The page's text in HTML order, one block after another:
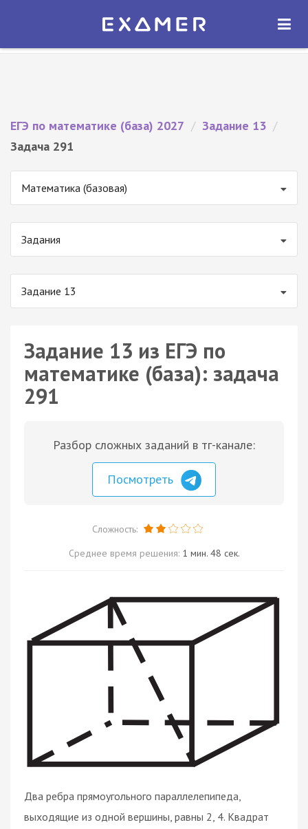
Экзамер — ЕГЭ 2027
ОТКРЫТЬ
ЕГЭ по математике (база) 2027 / Задание 13 /
Задача 291
Математика (базовая)
Задания
Задание 13
Задание 13 из ЕГЭ по
математике (база): задача
291
Разбор сложных заданий в тг-канале:
Посмотреть
Сложность:
Среднее время решения: 1 мин. 48 сек.
Два ребра прямоугольного параллелепипеда,
выходящие из одной вершины, равны 2, 4. Квадрат